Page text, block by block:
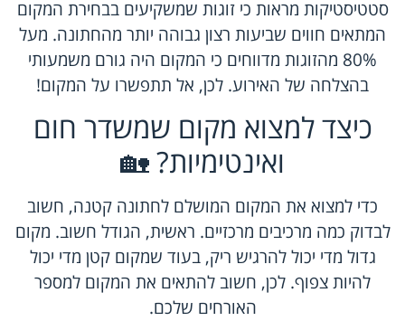
סטטיסטיקות מראות כי זוגות שמשקיעים בבחירת המקום
המתאים חווים שביעות רצון גבוהה יותר מהחתונה. מעל
80% מהזוגות מדווחים כי המקום היה גורם משמעותי
בהצלחה של האירוע. לכן, אל תתפשרו על המקום!
כיצד למצוא מקום שמשדר חום
ואינטימיות? 🏡
כדי למצוא את המקום המושלם לחתונה קטנה, חשוב
לבדוק כמה מרכיבים מרכזיים. ראשית, הגודל חשוב. מקום
גדול מדי יכול להרגיש ריק, בעוד שמקום קטן מדי יכול
להיות צפוף. לכן, חשוב להתאים את המקום למספר
האורחים שלכם.